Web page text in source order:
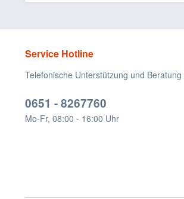
Service Hotline
Telefonische Unterstützung und Beratung
0651 - 8267760
Mo-Fr, 08:00 - 16:00 Uhr